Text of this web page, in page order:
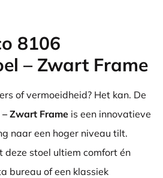
8106
– Zwart Frame
of vermoeidheid? Het kan. De
Zwart Frame is een innovatieve
naar een hoger niveau tilt.
stoel ultiem comfort én
bureau of een klassiek